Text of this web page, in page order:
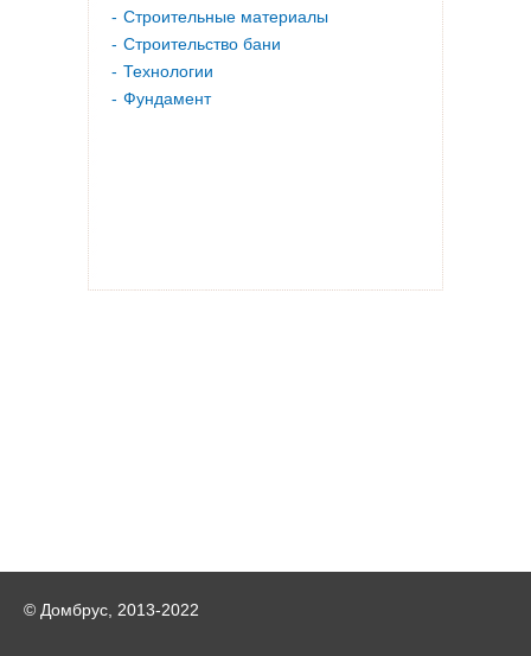
Строительные материалы
Строительство бани
Технологии
Фундамент
© Домбрус, 2013-2022